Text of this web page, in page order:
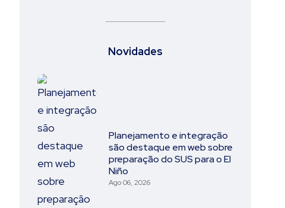
Novidades
Planejamento e integração
são destaque em web sobre
preparação do SUS para o El
Niño
Ago 06, 2026